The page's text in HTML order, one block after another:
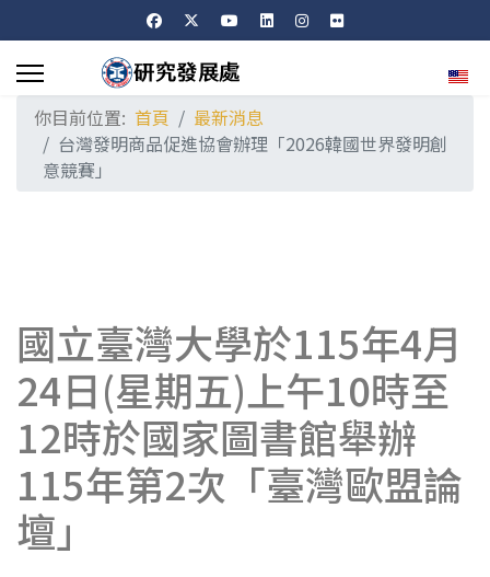
選擇
你目前位置: 首頁
最新消息
台灣發明商品促進協會辦理「2026韓國世界發明創
意競賽」
國立臺灣大學於115年4月
24日(星期五)上午10時至
12時於國家圖書館舉辦
115年第2次「臺灣歐盟論
壇」